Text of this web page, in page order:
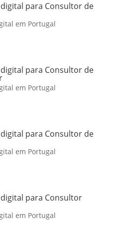
para Consultor de
em Portugal
para Consultor de
em Portugal
para Consultor de
em Portugal
para Consultor
em Portugal